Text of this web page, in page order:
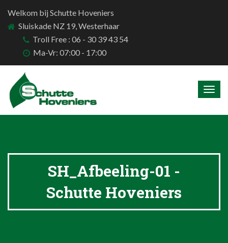
Welkom bij Schutte Hoveniers
Sluiskade NZ 19, Westerhaar
Troll Free : 06 - 30 39 43 54
Ma-Vr: 07:00 - 17:00
SH_Afbeeling-01 -
Schutte Hoveniers